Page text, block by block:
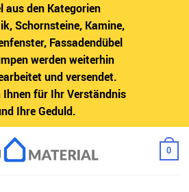
aus den Kategorien
Schornsteine, Kamine,
Fassadendübel
werden weiterhin
und versendet.
Ihnen für Ihr Verständnis
Ihre Geduld.
0